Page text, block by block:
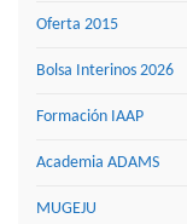
Oferta 2015
Bolsa Interinos 2026
Formación IAAP
Academia ADAMS
MUGEJU